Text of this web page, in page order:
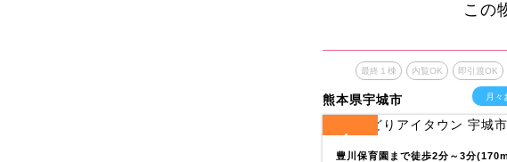
この
熊本県宇城市
最終１棟 内覧OK 即引渡OK
月々
4
豊川保育園まで徒歩2分～3分